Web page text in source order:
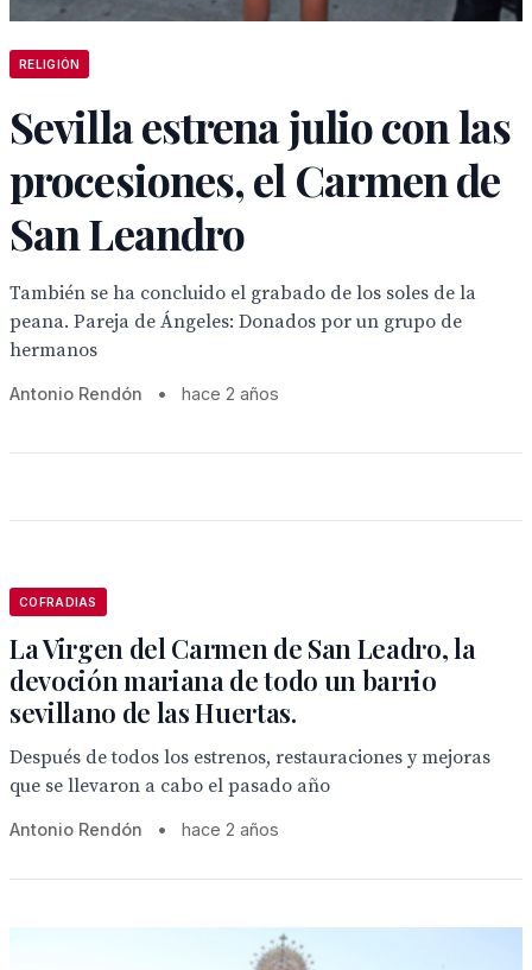
RELIGIÓN
Sevilla estrena julio con las
procesiones, el Carmen de
San Leandro
También se ha concluido el grabado de los soles de la
peana. Pareja de Ángeles: Donados por un grupo de
hermanos
Antonio Rendón • hace 2 años
COFRADIAS
La Virgen del Carmen de San Leadro, la
devoción mariana de todo un barrio
sevillano de las Huertas.
Después de todos los estrenos, restauraciones y mejoras
que se llevaron a cabo el pasado año
Antonio Rendón • hace 2 años